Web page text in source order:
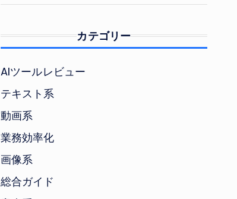
カテゴリー
AIツールレビュー
テキスト系
動画系
業務効率化
画像系
総合ガイド